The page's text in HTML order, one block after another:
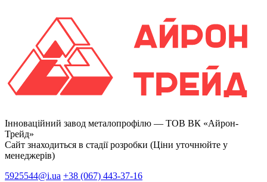
Інноваційний завод металопрофілю — ТОВ ВК «Айрон-
Трейд»
Сайт знаходиться в стадії розробки (Ціни уточнюйте у
менеджерів)
5925544@i.ua +38 (067) 443-37-16